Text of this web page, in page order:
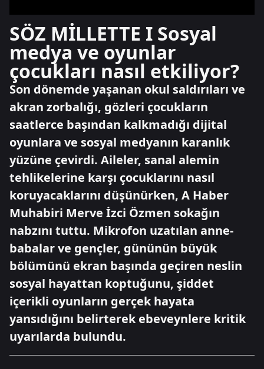
SÖZ MİLLETTE I Sosyal
medya ve oyunlar
çocukları nasıl etkiliyor?
Son dönemde yaşanan okul saldırıları ve
akran zorbalığı, gözleri çocukların
saatlerce başından kalkmadığı dijital
oyunlara ve sosyal medyanın karanlık
yüzüne çevirdi. Aileler, sanal alemin
tehlikelerine karşı çocuklarını nasıl
koruyacaklarını düşünürken, A Haber
Muhabiri Merve İzci Özmen sokağın
nabzını tuttu. Mikrofon uzatılan anne-
babalar ve gençler, gününün büyük
bölümünü ekran başında geçiren neslin
sosyal hayattan koptuğunu, şiddet
içerikli oyunların gerçek hayata
yansıdığını belirterek ebeveynlere kritik
uyarılarda bulundu.